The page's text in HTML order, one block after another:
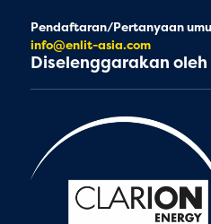
Pendaftaran/Pertanyaan
info@enlit-asia.com
Diselenggarakan oleh